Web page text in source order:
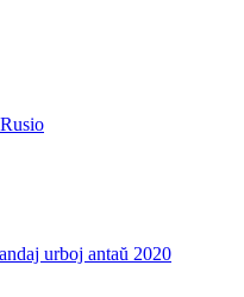
urboj antaŭ 2020